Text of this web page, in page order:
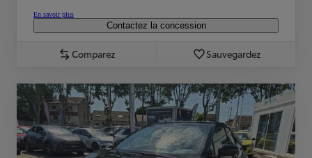
En savoir plus
Contactez la concession
Comparez Sauvegardez